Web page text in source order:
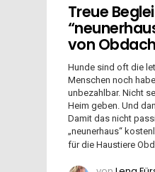
Treue
von
Hunde sind oft die
Menschen noch
unbezahlbar. Nicht
Heim geben. Und
Damit das nicht
„neunerhaus“
für die Haustiere